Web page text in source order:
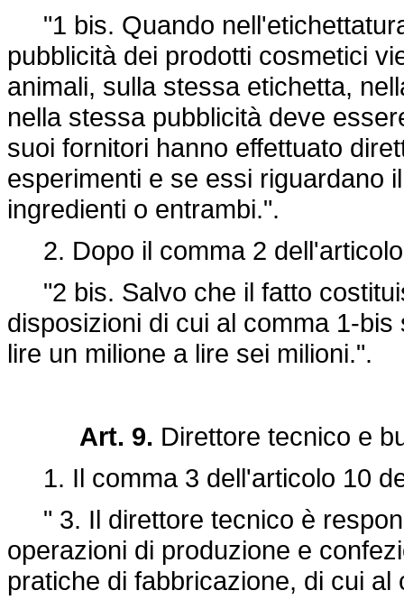
"1 bis. Quando
pubblicità dei prodotti cosmetici
animali, sulla stessa etichetta,
nella stessa pubblicità deve
suoi fornitori hanno effettuato
esperimenti e se essi riguardano
ingredienti o entrambi.".
2. Dopo il comma 2
"2 bis. Salvo che il fatto
disposizioni di cui al comma 1-
lire un milione a lire sei milioni.".
Art. 9. Direttore tecnico e
1. Il comma 3 dell'articolo 10
" 3. Il direttore tecnico è
operazioni di produzione e
pratiche di fabbricazione, di cui